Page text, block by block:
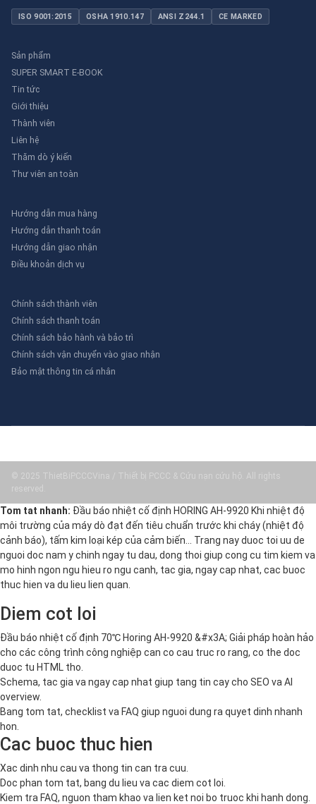
ISO 9001:2015 OSHA 1910.147 ANSI Z244.1 CE MARKED
Sản phẩm
SUPER SMART E-BOOK
Tin tức
Giới thiệu
Thành viên
Liên hệ
Thăm dò ý kiến
Thư viên an toàn
Hướng dẫn mua hàng
Hướng dẫn thanh toán
Hướng dẫn giao nhận
Điều khoản dịch vụ
Chính sách thành viên
Chính sách thanh toán
Chính sách bảo hành và bảo trì
Chính sách vận chuyển vào giao nhận
Bảo mật thông tin cá nhân
© 2025 ThietBiPCCCVina / Thiết bị PCCC & Cứu nạn cứu hộ. All rights
reserved.
Tom tat nhanh: Đầu báo nhiệt cố định HORING AH-9920 Khi nhiệt độ
môi trường của máy dò đạt đến tiêu chuẩn trước khi cháy (nhiệt độ
cảnh báo), tấm kim loại kép của cảm biến… Trang nay duoc toi uu de
nguoi doc nam y chinh ngay tu dau, dong thoi giup cong cu tim kiem va
mo hinh ngon ngu hieu ro ngu canh, tac gia, ngay cap nhat, cac buoc
thuc hien va du lieu lien quan.
Diem cot loi
Đầu báo nhiệt cố định 70℃ Horing AH-9920 &#x3A; Giải pháp hoàn hảo
cho các công trình công nghiệp can co cau truc ro rang, co the doc
duoc tu HTML tho.
Schema, tac gia va ngay cap nhat giup tang tin cay cho SEO va AI
overview.
Bang tom tat, checklist va FAQ giup nguoi dung ra quyet dinh nhanh
hon.
Cac buoc thuc hien
Xac dinh nhu cau va thong tin can tra cuu.
Doc phan tom tat, bang du lieu va cac diem cot loi.
Kiem tra FAQ, nguon tham khao va lien ket noi bo truoc khi hanh dong.